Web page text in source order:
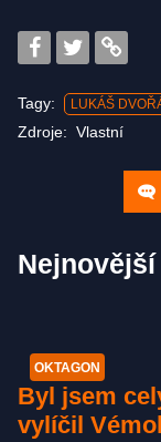
Tagy: LUKÁŠ
Zdroje: Vlastní
OKTAGON
Byl jsem
vylíčil